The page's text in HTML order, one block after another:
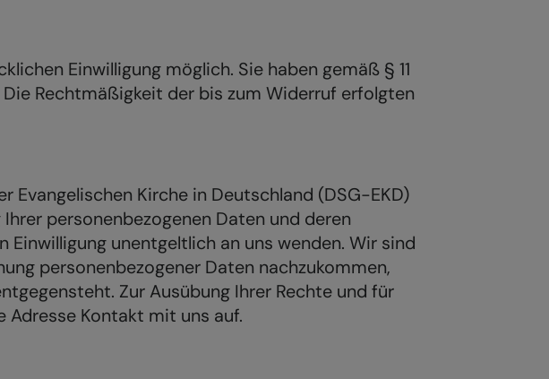
Einwilligung möglich. Sie haben gemäß § 11
Rechtmäßigkeit der bis zum Widerruf erfolgten
Evangelischen Kirche in Deutschland (DSG-EKD)
personenbezogenen Daten und deren
unentgeltlich an uns wenden. Wir sind
personenbezogener Daten nachzukommen,
Zur Ausübung Ihrer Rechte und für
Adresse Kontakt mit uns auf.